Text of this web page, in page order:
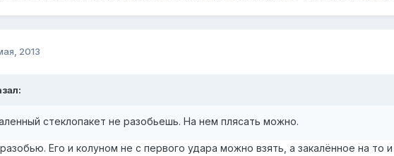
2013
стеклопакет не разобьешь. На нем плясать можно.
Его и колуном не с первого удара можно взять, а закалённое на то